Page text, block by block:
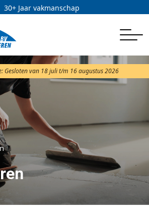
30+ Jaar vakmanschap
Gesloten van 18 juli t/m 16 augustus 2026